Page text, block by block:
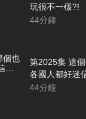
玩很不一樣?!
44分鐘
第2025集 這
各國人都好迷
44分鐘